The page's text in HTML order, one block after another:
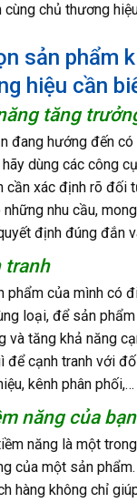
cùng chủ thương
sản phẩm
hiệu cần
tăng
đang hướng đến
dùng các công
cần xác định rõ đối
nhu cầu,
định đúng đắn
tranh
phẩm của mình có
loại, để sản
và tăng khả năng
để cạnh tranh với
kênh phân phối,…
năng của
năng là một
của một sản
hàng không chỉ